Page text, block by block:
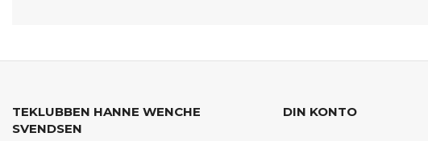
TEKLUBBEN HANNE WENCHE
SVENDSEN
DIN KONTO